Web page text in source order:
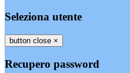
Seleziona utente
button close ×
Recupero password